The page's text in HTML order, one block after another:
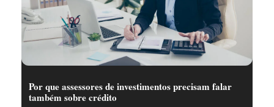
Por que assessores de investimentos precisam falar
também sobre crédito